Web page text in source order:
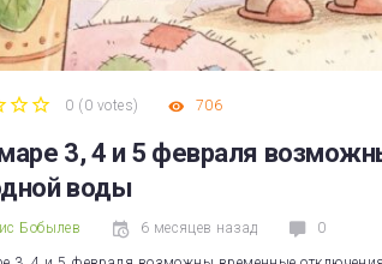
0 ( 0 votes) 706
3, 4 и 5 февраля
воды
Бобылев 6 месяцев назад 0